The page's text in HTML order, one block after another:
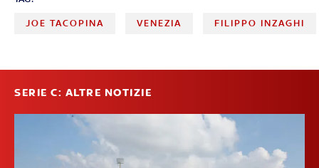
JOE TACOPINA VENEZIA FILIPPO INZAGHI
SERIE C: ALTRE NOTIZIE